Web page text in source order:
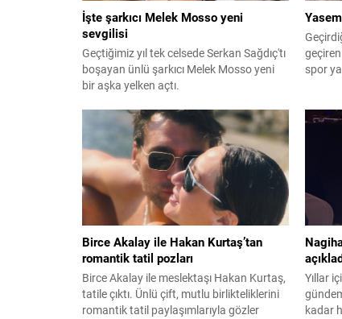
İşte şarkıcı Melek Mosso yeni
sevgilisi
Geçtiğimiz yıl tek celsede Serkan Sağdıç'tı
boşayan ünlü şarkıcı Melek Mosso yeni
bir aşka yelken açtı.
spor
Birce Akalay ile Hakan Kurtaş’tan
romantik tatil pozları
Birce Akalay ile meslektaşı Hakan Kurtaş,
tatile çıktı. Ünlü çift, mutlu birlikteliklerini
romantik tatil paylaşımlarıyla gözler
Yıllar
kadar